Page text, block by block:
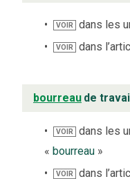
VOIR dans les
VOIR dans
bourreau de travail
VOIR
dans les
« bourreau »
VOIR dans